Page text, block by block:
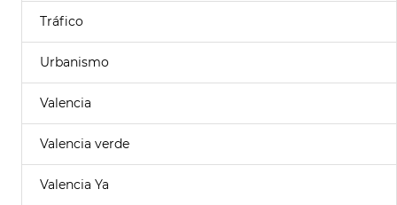
Tráfico
Urbanismo
Valencia
Valencia verde
Valencia Ya